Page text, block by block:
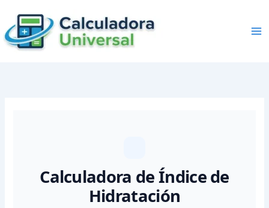
content
Calculadora de Índice de
Hidratación